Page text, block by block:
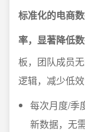
标准化的电商
率，显著降低
板，团队成员
逻辑，减少低
每次月度/季
新数据，无